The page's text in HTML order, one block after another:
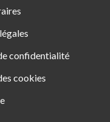
confidentialité
cookies